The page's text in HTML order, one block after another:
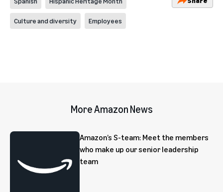
Culture and diversity Employees
More Amazon News
Amazon’s S-team: Meet the members
who make up our senior leadership
team